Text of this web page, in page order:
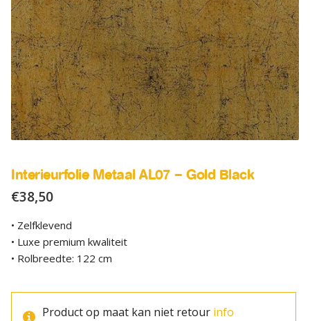
Interieurfolie Metaal AL07 – Gold Black
€38,50
• Zelfklevend
• Luxe premium kwaliteit
• Rolbreedte: 122 cm
Product op maat kan niet retour info